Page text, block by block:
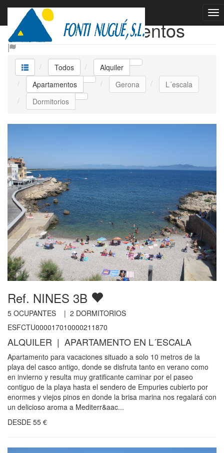
Alquiler Apartamentos
Todos
Alquiler
Apartamentos
Gerona
L´escala
Dormitorios
Ref. NINES 3B
5 OCUPANTES | 2 DORMITORIOS
ESFCTU000017010000211870
ALQUILER | APARTAMENTO EN L´ESCALA
Apartamento para vacaciones situado a solo 10 metros de la
playa del casco antigo, donde se disfruta tanto en verano como
en invierno y resulta muy gratificante caminar por el paseo
contiguo de la playa hasta el sendero de Empuries cubierto por
enormes y viejos pinos en donde la brisa marina nos regalará con
un delicioso aroma a Mediterr&aac...
DESDE 55 €